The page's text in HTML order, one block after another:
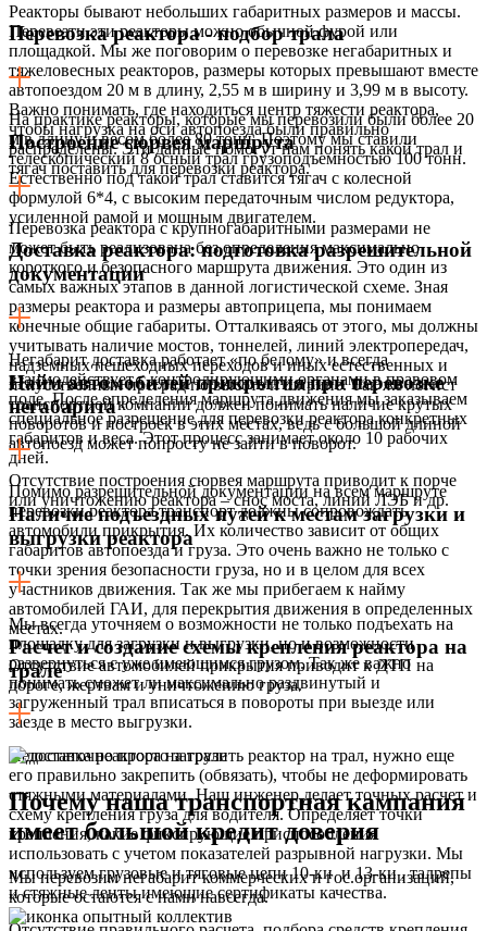
Реакторы бывают небольших габаритных размеров и массы.
Перевезти эти реакторы можно обычной фурой или
площадкой. Мы же поговорим о перевозке негабаритных и
тяжеловесных реакторов, размеры которых превышают вместе
автопоездом 20 м в длину, 2,55 м в ширину и 3,99 м в высоту.
Важно понимать, где находиться центр тяжести реактора,
чтобы нагрузка на оси автопоезда были правильно
распределены. Эти данные помогут нам понять какой трал и
тягач поставить для перевозки реактора.
Перевозка реактора - подбор трала
На практике реакторы, которые мы перевозили были более 20
м в длину и весом более 80 тонн. Поэтому мы ставили
телескопический 8 осный трал грузоподъемностью 100 тонн.
Естественно под такой трал ставится тягач с колесной
формулой 6*4, с высоким передаточным числом редуктора,
усиленной рамой и мощным двигателем.
Построение сюрвея маршрута
Перевозка реактора с крупногабаритными размерами не
может быть реализована без определения максимально
короткого и безопасного маршрута движения. Это один из
самых важных этапов в данной логистической схеме. Зная
размеры реактора и размеры автоприцепа, мы понимаем
конечные общие габариты. Отталкиваясь от этого, мы должны
учитывать наличие мостов, тоннелей, линий электропередач,
надземных пешеходных переходов и иных естественных и
искусственных преград по высоте и ширине. Так же логист
транспортной компании должен понимать наличие крутых
поворотов и построек в этих местах, ведь с большой длиной
автопоезд может попросту не зайти в поворот.
Отсутствие построения сюрвея маршрута приводит к порче
или уничтожению реактора – снос моста, линий ЛЭБ и др.
Доставка реактора: подготовка разрешительной
документации
Негабарит доставка работает «по белому» и всегда
взаимодействует с контролирующими органами в правовом
поле. После определения маршрута движения мы заказываем
специальное разрешение для перевозки реактора конкретных
габаритов и веса. Этот процесс занимает около 10 рабочих
дней.
Найм автомобилей прикрытия при перевозке
негабарита
Помимо разрешительной документации на всем маршруте
перевозки реактора транспорт должны сопровождать
автомобили прикрытия. Их количество зависит от общих
габаритов автопоезда и груза. Это очень важно не только с
точки зрения безопасности груза, но и в целом для всех
участников движения. Так же мы прибегаем к найму
автомобилей ГАИ, для перекрытия движения в определенных
местах.
Отсутствие автомобилей прикрытия приводит к ДТП на
дороге, жертвам и уничтожению груза.
Наличие подъездных путей к местам загрузки и
выгрузки реактора
Мы всегда уточняем о возможности не только подъехать на
площадку для загрузки и выгрузки, но и возможности
развернуться с уже имеющимся грузом. Так же важно
понимать сможет ли максимально раздвинутый и
загруженный трал вписаться в повороты при выезде или
заезде в место выгрузки.
Расчет и создание схемы крепления реактора на
трале
Недостаточно просто загрузить реактор на трал, нужно еще
его правильно закрепить (обвязать), чтобы не деформировать
стяжными материалами. Наш инженер делает точных расчет и
схему крепления груза для водителя. Определяет точки
крепления, какие фиксирующие приспособления
использовать с учетом показателей разрывной нагрузки. Мы
используем грузовые и тяговые цепи 10-ки и 13-ки , талрепы
и стяжные ленты имеющие сертификаты качества.
Почему наша транспортная кампания
имеет большой кредит доверия
Мы перевозим негабарит коммерческих и гос.организаций,
которые остаются с нами навсегда.